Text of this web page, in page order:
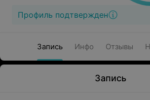
Профиль подтвержден
Запись Инфо Отзывы
Запись